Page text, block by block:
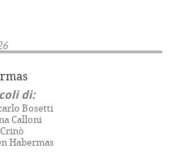
di:
Bosetti
Calloni
Habermas